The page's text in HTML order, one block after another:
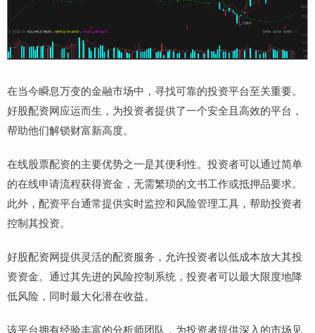
在当今瞬息万变的金融市场中，寻找可靠的投资平台至关重要。
好股配资网应运而生，为投资者提供了一个安全且高效的平台，
帮助他们解锁财富新高度。
在线股票配资的主要优势之一是其便利性。投资者可以通过简单
的在线申请流程获得资金，无需繁琐的文书工作或抵押品要求。
此外，配资平台通常提供实时监控和风险管理工具，帮助投资者
控制其投资。
好股配资网提供灵活的配资服务，允许投资者以低成本放大其投
资资金。通过其先进的风险控制系统，投资者可以最大限度地降
低风险，同时最大化潜在收益。
该平台拥有经验丰富的分析师团队，为投资者提供深入的市场见